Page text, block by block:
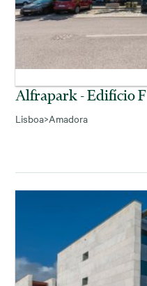
Alfrapark - Edifício F
Lisboa>Amadora